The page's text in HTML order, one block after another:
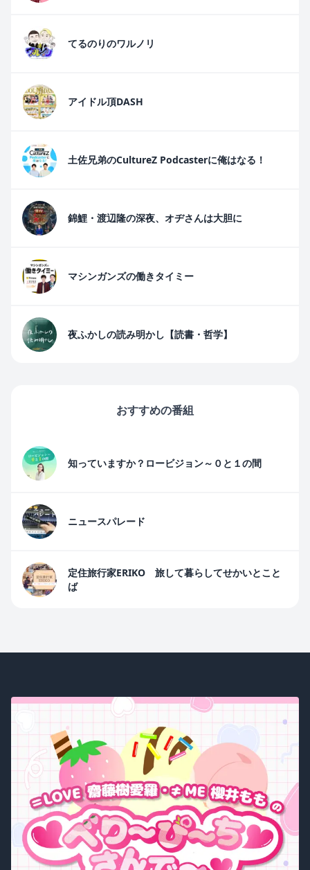
てるのりのワルノリ
アイドル頂DASH
土佐兄弟のCultureZ Podcasterに俺はなる！
錦鯉・渡辺隆の深夜、オヂさんは大胆に
マシンガンズの働きタイミー
夜ふかしの読み明かし【読書・哲学】
おすすめの番組
知っていますか？ロービジョン～０と１の間
ニュースパレード
定住旅行家ERIKO 旅して暮らしてせかいとこと
ば